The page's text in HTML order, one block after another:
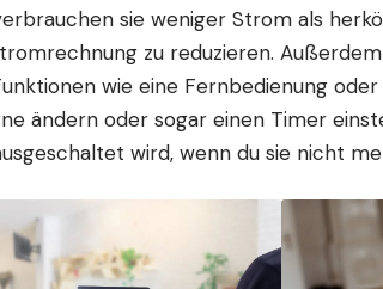
sie weniger Strom als
zu reduzieren.
wie eine Fernbedienung
ändern oder sogar einen Timer
wird, wenn du sie nicht